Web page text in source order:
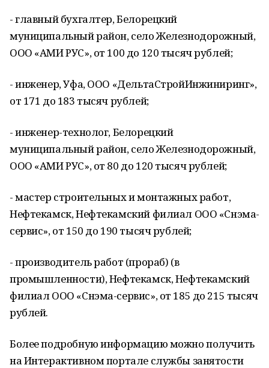
- главный бухгалтер, Белорецкий
муниципальный район, село Железнодорожный,
ООО «АМИ РУС», от 100 до 120 тысяч рублей;
- инженер, Уфа, ООО «ДельтаСтройИнжиниринг»,
от 171 до 183 тысяч рублей;
- инженер-технолог, Белорецкий
муниципальный район, село Железнодорожный,
ООО «АМИ РУС», от 80 до 120 тысяч рублей;
- мастер строительных и монтажных работ,
Нефтекамск, Нефтекамский филиал ООО «Снэма-
сервис», от 150 до 190 тысяч рублей;
- производитель работ (прораб) (в
промышленности), Нефтекамск, Нефтекамский
филиал ООО «Снэма-сервис», от 185 до 215 тысяч
рублей.
Более подробную информацию можно получить
на Интерактивном портале службы занятости